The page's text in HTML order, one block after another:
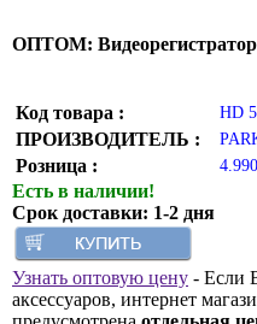
ОПТОМ: Видеорегистратор
Код товара : HD
ПРОИЗВОДИТЕЛЬ :
Розница :
Есть в наличии!
Срок доставки: 1-2 дня
Узнать оптовую цену - Если
аксессуаров, интернет